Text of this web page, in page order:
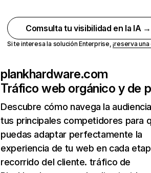
Comsulta tu visibilidad en la IA →
Si te interesa la solución Enterprise,¡reserva
plankhardware.com
Tráfico web orgánico y de
Descubre cómo navega la
tus principales competidores para
puedas adaptar perfectamente la
experiencia de tu web en cada
recorrido del cliente. tráfico de